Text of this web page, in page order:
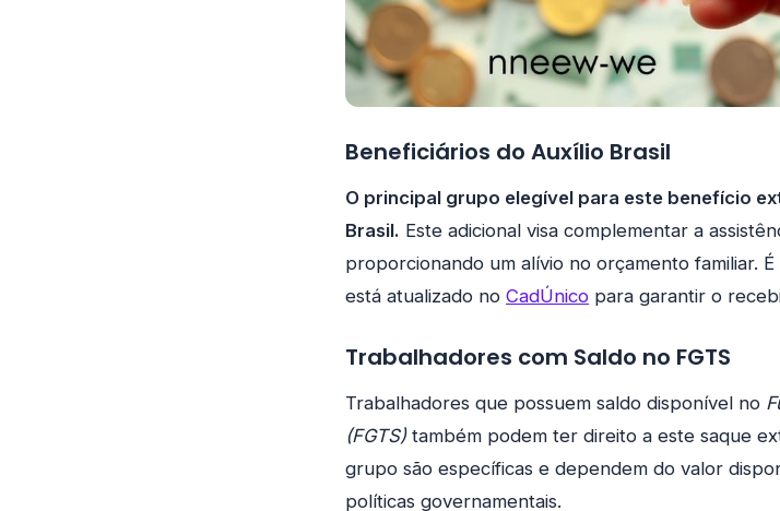
Beneficiários do Auxílio Brasil
O principal grupo elegível para este benefício
Brasil. Este adicional visa complementar a
proporcionando um alívio no orçamento familiar.
está atualizado no CadÚnico para garantir o
Trabalhadores com Saldo no FGTS
Trabalhadores que possuem saldo disponível no
(FGTS)também podem ter direito a este saque
grupo são específicas e dependem do valor
políticas governamentais.